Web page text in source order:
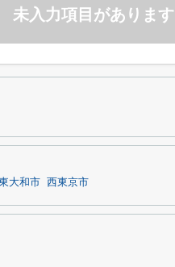
未入力項目があります
大和市 西東京市